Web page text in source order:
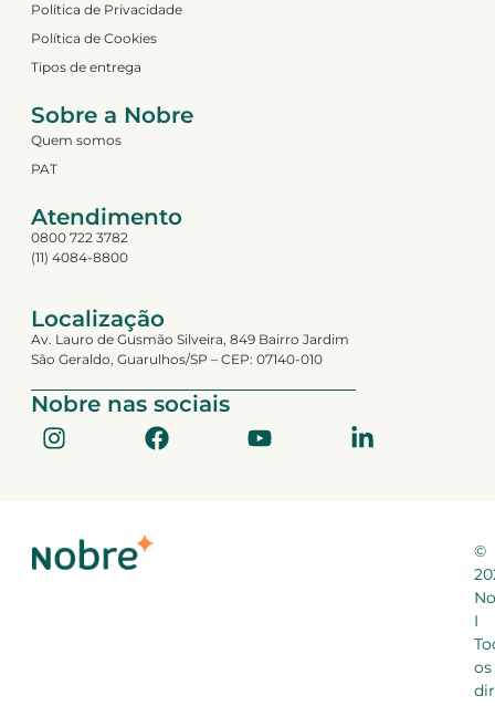
Política de Privacidade
Política de Cookies
Tipos de entrega
Sobre a Nobre
Quem somos
PAT
Atendimento
0800 722 3782
(11) 4084-8800
Localização
Av. Lauro de Gusmão Silveira, 849 Bairro Jardim
São Geraldo, Guarulhos/SP – CEP: 07140-010
Nobre nas sociais
©
I
os